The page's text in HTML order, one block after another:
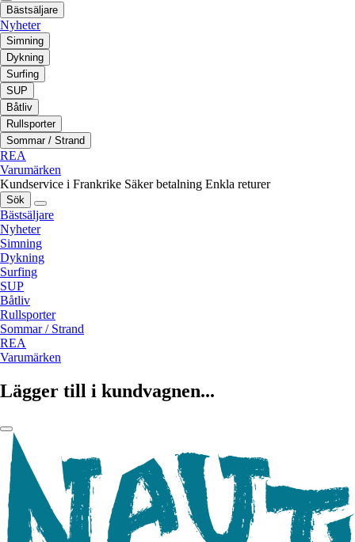
Bästsäljare
Nyheter
Simning
Dykning
Surfing
SUP
Båtliv
Rullsporter
Sommar / Strand
REA
Varumärken
Kundservice i Frankrike Säker betalning Enkla returer
Sök
Bästsäljare
Nyheter
Simning
Dykning
Surfing
SUP
Båtliv
Rullsporter
Sommar / Strand
REA
Varumärken
Lägger till i kundvagnen...